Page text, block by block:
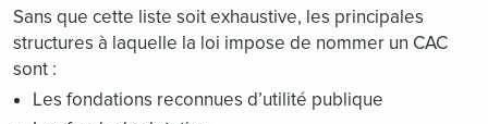
Sans que cette liste soit exhaustive, les principales
structures à laquelle la loi impose de nommer un CAC
sont :
Les fondations reconnues d’utilité publique